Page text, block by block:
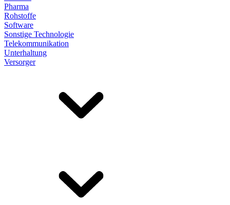
Pharma
Rohstoffe
Software
Sonstige Technologie
Telekommunikation
Unterhaltung
Versorger